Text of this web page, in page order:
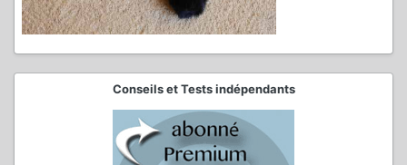
Conseils et Tests indépendants